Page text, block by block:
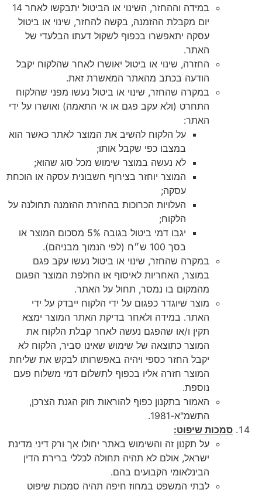
במידה וההחזר, השינוי או הביטול יתבקשו לאחר 14
יום מקבלת ההזמנה, בקשה להחזר, שינוי או ביטול
עסקה יתאפשרו בכפוף לשקול דעתו הבלעדי של
האתר.
החזרה, שינוי או ביטול יאושרו לאחר שהלקוח יקבל
הודעה בכתב מהאתר המאשרת זאת.
במקרה שהחזר, שינוי או ביטול נעשו מפני שהלקוח
התחרט (ולא עקב פגם או אי התאמה) ואושרו על ידי
האתר:
על הלקוח להשיב את המוצר לאתר כאשר הוא
במצבו כפי שקבל אותו;
לא נעשה במוצר שימוש מכל סוג שהוא;
המוצר יוחזר בצירוף חשבונית עסקה או הוכחת
עסקה;
העלויות הכרוכות בהחזרת ההזמנה תחולנה על
הלקוח;
יגבו דמי ביטול בגובה 5% מסכום המוצר או
בסך 100 ש״ח (לפי הנמוך מבניהם).
במקרה שהחזר, שינוי או ביטול נעשו עקב פגם
במוצר, האחריות לאיסוף או החלפת המוצר הפגום
מהמקום בו נמסר, תחול על האתר.
מוצר שיוגדר כפגום על ידי הלקוח ייבדק על ידי
האתר. במידה ולאחר בדיקת האתר המוצר ימצא
תקין ו/או שהפגם נעשה לאחר קבלת הלקוח את
המוצר כתוצאה של שימוש שאינו סביר, הלקוח לא
יקבל החזר כספי ויהיה באפשרותו לבקש את שליחת
המוצר חזרה אליו בכפוף לתשלום דמי משלוח פעם
נוספת.
האמור בתקנון כפוף להוראות חוק הגנת הצרכן,
התשמ"א-1981.
סמכות שיפוט:
על תקנון זה והשימוש באתר יחולו אך ורק דיני מדינת
ישראל, אולם לא תהיה תחולה לכללי ברירת הדין
הבינלאומי הקבועים בהם.
לבתי המשפט במחוז חיפה תהיה סמכות שיפוט